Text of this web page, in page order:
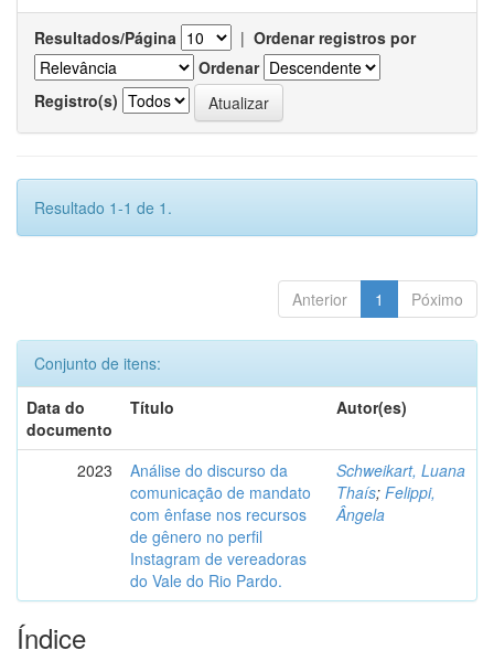
Resultados/Página | Ordenar registros por
Ordenar
Registro(s)
Resultado 1-1 de 1.
Anterior 1 Póximo
Conjunto de itens:
Data do
documento
Título Autor(es)
2023
Análise do discurso da
comunicação de mandato
com ênfase nos recursos
de gênero no perfil
Instagram de vereadoras
do Vale do Rio Pardo.
Schweikart, Luana
Thaís; Felippi,
Ângela
Índice